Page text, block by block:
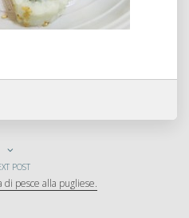
POST
di pesce alla pugliese.